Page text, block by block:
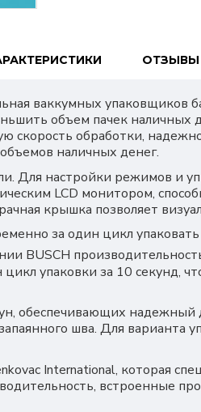
ОТЗЫВЫ
ваккумных упаковщиков
объем пачек
скорость обработки,
наличных денег.
настройки режимов и
LCD монитором,
крышка позволяет
за один цикл
BUSCH
упаковки за 10 секунд,
обеспечивающих
шва. Для варианта
International, которая
встроенные